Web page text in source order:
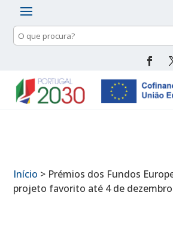
Pesquisa
de
Início > Prémios dos Fundos
projeto favorito até 4 de